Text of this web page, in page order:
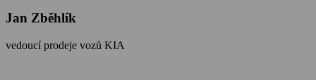
Jan Zběhlík
vedoucí prodeje vozů KIA